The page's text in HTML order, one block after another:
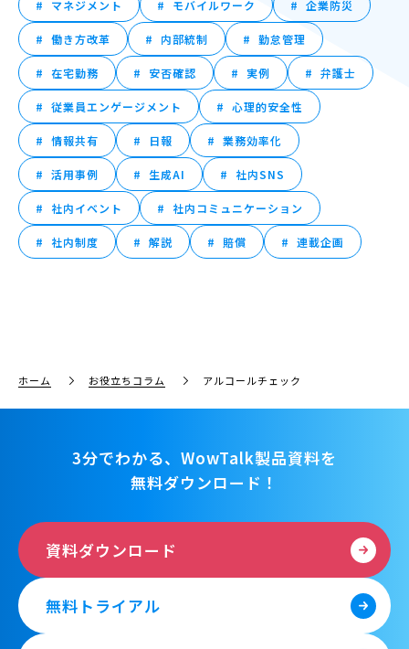
マネジメント モバイルワーク 企業防災
働き方改革 内部統制 勤怠管理
在宅勤務 安否確認 実例 弁護士
従業員エンゲージメント 心理的安全性
情報共有 日報 業務効率化
活用事例 生成AI 社内SNS
社内イベント 社内コミュニケーション
社内制度 解説 賠償 連載企画
ホーム お役立ちコラム アルコールチェック
3分でわかる、WowTalk製品資料を
無料ダウンロード！
資料ダウンロード
無料トライアル